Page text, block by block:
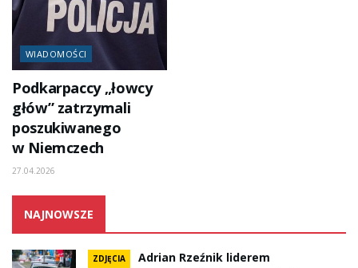
WIADOMOŚCI
Podkarpaccy „łowcy
głów” zatrzymali
poszukiwanego
w Niemczech
27.04.2026
NAJNOWSZE
ZDJĘCIA
Adrian Rzeźnik liderem